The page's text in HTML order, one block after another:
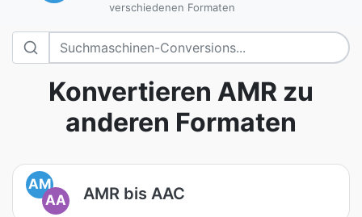
verschiedenen Formaten
Konvertieren AMR zu
anderen Formaten
AM
AA
AMR bis AAC